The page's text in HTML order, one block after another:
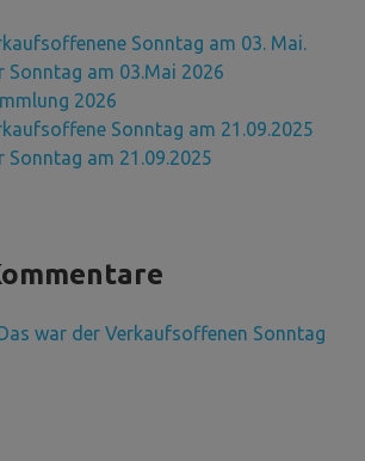
Sonntag am 03. Mai.
Sonntag am 03.Mai 2026
2026
Sonntag am 21.09.2025
am 21.09.2025
Das war der Verkaufsoffenen Sonntag